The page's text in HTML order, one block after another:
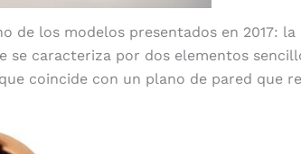
de los modelos presentados en 2017: la
se caracteriza por dos elementos
coincide con un plano de pared que